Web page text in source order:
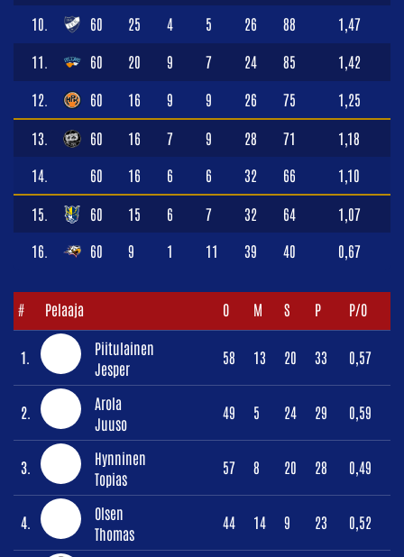
10. 60 25 4 5 26 88 1,47
11. 60 20 9 7 24 85 1,42
12. 60 16 9 9 26 75 1,25
13. 60 16 7 9 28 71 1,18
14. 60 16 6 6 32 66 1,10
15. 60 15 6 7 32 64 1,07
16. 60 9 1 11 39 40 0,67
# Pelaaja O M S P P/O
1.
Piitulainen
Jesper
58 13 20 33 0,57
2.
Arola
Juuso
49 5 24 29 0,59
3.
Hynninen
Topias
57 8 20 28 0,49
4.
Olsen
Thomas
44 14 9 23 0,52